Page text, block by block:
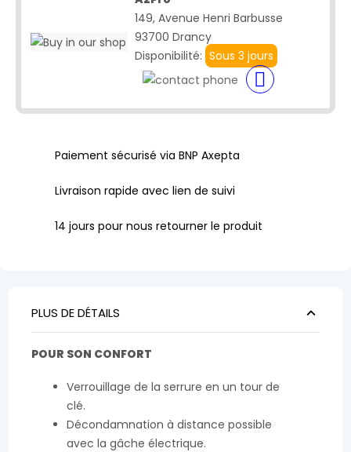
149, Avenue Henri Barbusse
93700 Drancy
Disponibilité: Sous 3 jours
Paiement sécurisé via BNP Axepta
Livraison rapide avec lien de suivi
14 jours pour nous retourner le produit
PLUS DE DÉTAILS
POUR SON CONFORT
Verrouillage de la serrure en un tour de
clé.
Décondamnation à distance possible
avec la gâche électrique.